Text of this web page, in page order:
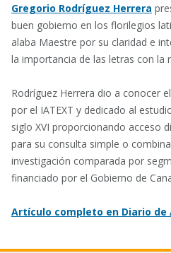
Gregorio Rodríguez Herrera
buen gobierno en los florilegios
alaba Maestre por su claridad e
la importancia de las letras con la
Rodríguez Herrera dio a conocer el
por el IATEXT y dedicado al
siglo XVI proporcionando acceso
para su consulta simple o
investigación comparada por
financiado por el Gobierno de
Artículo completo en Diario de